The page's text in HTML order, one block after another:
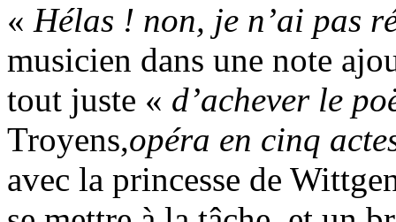
« Hélas ! non, je n’ai pas
musicien dans une note
tout juste « d’achever le
Troyens,opéra en cinq
avec la princesse de